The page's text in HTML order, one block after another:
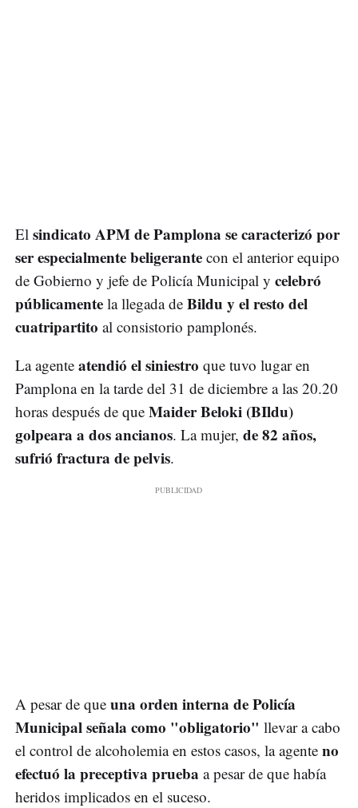
El sindicato APM de Pamplona se caracterizó por
ser especialmente beligerante con el anterior equipo
de Gobierno y jefe de Policía Municipal y celebró
públicamente la llegada de Bildu y el resto del
cuatripartito al consistorio pamplonés.
La agente atendió el siniestro que tuvo lugar en
Pamplona en la tarde del 31 de diciembre a las 20.20
horas después de que Maider Beloki (BIldu)
golpeara a dos ancianos. La mujer, de 82 años,
sufrió fractura de pelvis.
A pesar de que una orden interna de Policía
Municipal señala como "obligatorio" llevar a cabo
el control de alcoholemia en estos casos, la agente no
efectuó la preceptiva prueba a pesar de que había
heridos implicados en el suceso.